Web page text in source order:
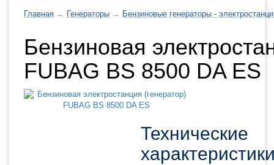
Главная → Генераторы → Бензиновые генераторы -
Бензиновая
FUBAG BS 8500 DA ES
Технические